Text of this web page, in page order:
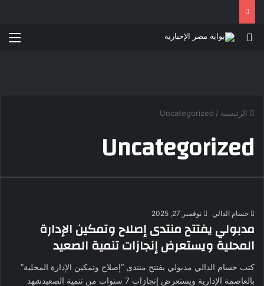
بحث عن
الرئيسية /
Uncategorized
Uncategorized
حسام الدالي نوفمبر 27, 2025
مدبولي يفتتح منتدى إصلاح وتمكين الإدارة
المحلية ويستعرض إنجازات تنمية الصعيد
كتب حسام الدالي مدبولي يفتتح منتدى “إصلاح وتمكين الإدارة المحلية”
بالعاصمة الإدارية ويستعرض إنجازات 7 سنوات من تنمية الصعيدشهد